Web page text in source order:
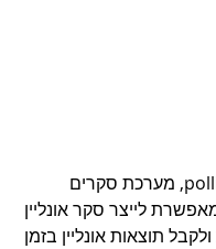
הפרק בשיתוף pollit, מערכת סקרים
לייצר סקר אונליין
תוצאות אונליין בזמן